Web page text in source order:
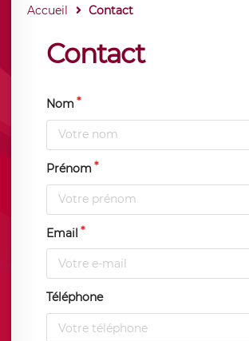
Accueil Contact
Contact
Nom
Prénom
Email
Téléphone